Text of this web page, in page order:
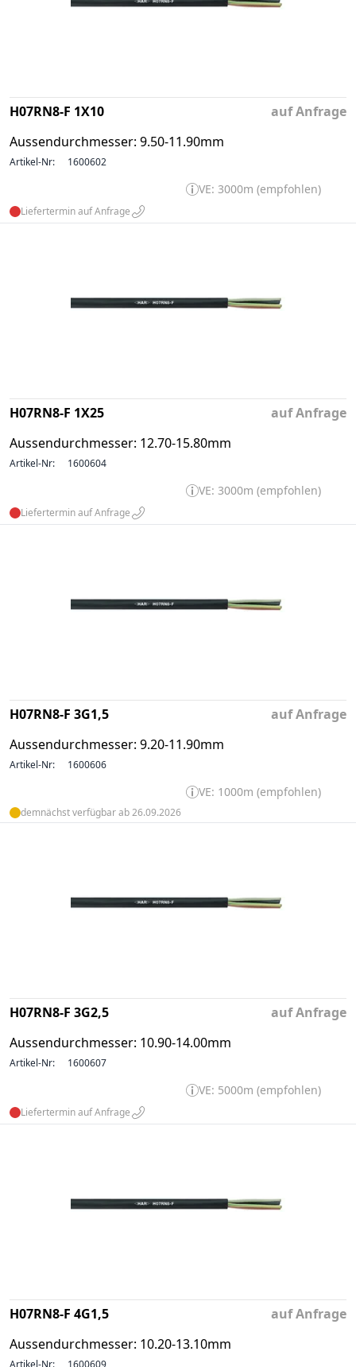
H07RN8-F 1X10
Aussendurchmesser: 9.50-11.90mm
auf Anfrage
Artikel-Nr: 1600602
VE: 3000m (empfohlen)
Liefertermin auf Anfrage
H07RN8-F 1X25
Aussendurchmesser: 12.70-15.80mm
auf Anfrage
Artikel-Nr: 1600604
VE: 3000m (empfohlen)
Liefertermin auf Anfrage
H07RN8-F 3G1,5
Aussendurchmesser: 9.20-11.90mm
auf Anfrage
Artikel-Nr: 1600606
VE: 1000m (empfohlen)
demnächst verfügbar ab 26.09.2026
H07RN8-F 3G2,5
Aussendurchmesser: 10.90-14.00mm
auf Anfrage
Artikel-Nr: 1600607
VE: 5000m (empfohlen)
Liefertermin auf Anfrage
H07RN8-F 4G1,5
Aussendurchmesser: 10.20-13.10mm
auf Anfrage
Artikel-Nr: 1600609